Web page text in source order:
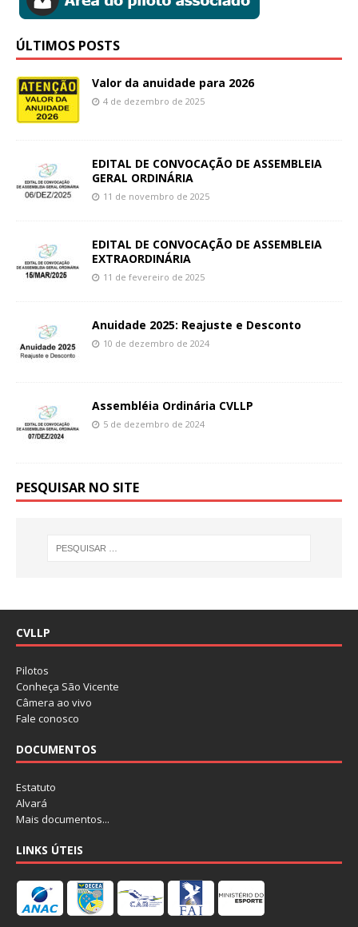
ÚLTIMOS POSTS
Valor da anuidade para 2026
4 de dezembro de 2025
EDITAL DE CONVOCAÇÃO DE ASSEMBLEIA
GERAL ORDINÁRIA
11 de novembro de 2025
EDITAL DE CONVOCAÇÃO DE ASSEMBLEIA
EXTRAORDINÁRIA
11 de fevereiro de 2025
Anuidade 2025: Reajuste e Desconto
10 de dezembro de 2024
Assembléia Ordinária CVLLP
5 de dezembro de 2024
PESQUISAR NO SITE
CVLLP
Pilotos
Conheça São Vicente
Câmera ao vivo
Fale conosco
DOCUMENTOS
Estatuto
Alvará
Mais documentos...
LINKS ÚTEIS